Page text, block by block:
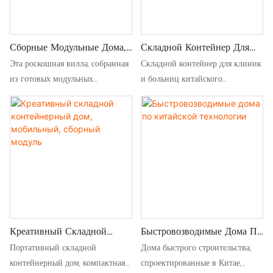
жилье для жилья без ущерба для
качества или удобств.
дома часто используют
устойчивые материалы и
энергоэффективные
конструкции, снижая
Сборные Модульные Дома,
Роскошные Виллы
Эта роскошная вилла, собранная
из готовых модульных
конструкций, позволяет
построить модульный дом,
используя продуманную
двухэтажную сборную
Складной Контейнер Для
Клиники И Больницы,
Произведенный В Китае
Складной контейнер для клиник
и больниц китайского
производства предлагает
мобильные, простые в сборке
медицинские помещения,
Креативный Складной
Контейнерный Дом,
Мобильный, Сборный
Портативный складной
контейнерный дом, компактная
Быстровозводимые Дома По
Китайской Технологии
Дома быстрого строительства,
спроектированные в Китае,